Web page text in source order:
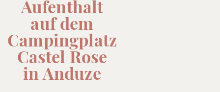
Aufenthalt
auf dem
Campingplatz
Castel Rose
in Anduze